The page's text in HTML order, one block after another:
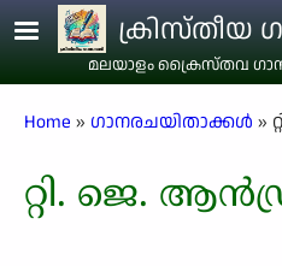
Skip to main content
ക്രിസ്തീയ
മലയാളം ക്രൈസ്തവ
Breadcrumb
Home ഗാനരചയിതാക്കള്‍
റ്റി. ജെ.